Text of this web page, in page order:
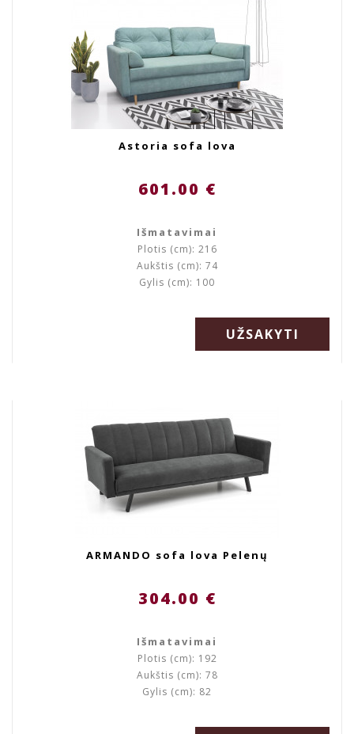
Astoria sofa lova
601.00 €
Išmatavimai
Plotis (cm): 216
Aukštis (cm): 74
Gylis (cm): 100
UŽSAKYTI
ARMANDO sofa lova Pelenų
304.00 €
Išmatavimai
Plotis (cm): 192
Aukštis (cm): 78
Gylis (cm): 82